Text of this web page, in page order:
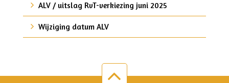
ALV / uitslag RvT-verkiezing juni 2025
Wijziging datum ALV